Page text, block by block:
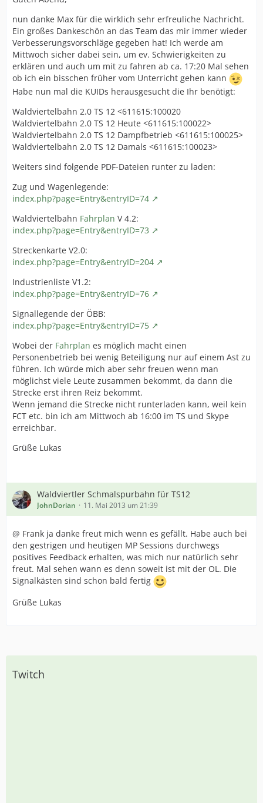
nun danke Max für die wirklich sehr erfreuliche Nachricht.
Ein großes Dankeschön an das Team das mir immer wieder
Verbesserungsvorschläge gegeben hat! Ich werde am
Mittwoch sicher dabei sein, um ev. Schwierigkeiten zu
erklären und auch um mit zu fahren ab ca. 17:20 Mal sehen
ob ich ein bisschen früher vom Unterricht gehen kann
Habe nun mal die KUIDs herausgesucht die Ihr benötigt:
Waldviertelbahn 2.0 TS 12 <611615:100020
Waldviertelbahn 2.0 TS 12 Heute <611615:100022>
Waldviertelbahn 2.0 TS 12 Dampfbetrieb <611615:100025>
Waldviertelbahn 2.0 TS 12 Damals <611615:100023>
Weiters sind folgende PDF-Dateien runter zu laden:
Zug und Wagenlegende:
index.php?page=Entry&entryID=74
Waldviertelbahn Fahrplan V 4.2:
index.php?page=Entry&entryID=73
Streckenkarte V2.0:
index.php?page=Entry&entryID=204
Industrienliste V1.2:
index.php?page=Entry&entryID=76
Signallegende der ÖBB:
index.php?page=Entry&entryID=75
Wobei der Fahrplan es möglich macht einen
Personenbetrieb bei wenig Beteiligung nur auf einem Ast zu
führen. Ich würde mich aber sehr freuen wenn man
möglichst viele Leute zusammen bekommt, da dann die
Strecke erst ihren Reiz bekommt.
Wenn jemand die Strecke nicht runterladen kann, weil kein
FCT etc. bin ich am Mittwoch ab 16:00 im TS und Skype
erreichbar.
Grüße Lukas
Waldviertler Schmalspurbahn für TS12
JohnDorian 11. Mai 2013 um 21:39
@ Frank ja danke freut mich wenn es gefällt. Habe auch bei
den gestrigen und heutigen MP Sessions durchwegs
positives Feedback erhalten, was mich nur natürlich sehr
freut. Mal sehen wann es denn soweit ist mit der OL. Die
Signalkästen sind schon bald fertig
Grüße Lukas
Twitch